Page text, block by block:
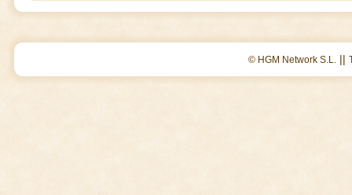
© HGM Network S.L. ||